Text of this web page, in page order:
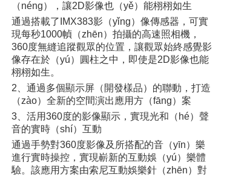
（néng），讓2D影像也（yě）能栩栩如生
通過搭載了IMX383影（yǐng）像傳感器，可實
現每秒1000幀（zhēn）拍攝的高速照相機，
360度無縫追蹤觀眾的位置，讓觀眾始終感覺影
像存在於（yú）圓柱之中，即使是2D影像也能
栩栩如生。
2、通過多個顯示屏（開發樣品）的聯動，打造
（zào）全新的空間演出應用方（fāng）案
3、活用360度的影像顯示，實現光和（hé）聲
音的實時（shí）互動
通過手勢對360度影像及所搭配的音（yīn）樂
進行實時操控，實現嶄新的互動娛（yú）樂體
驗。該應用方案由索尼互動娛樂針（zhēn）對